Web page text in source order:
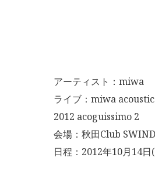
アーティスト：miwa
ライブ：miwa
2012 acoguissimo 2
会場：秋田Club
日程：2012年10月14日